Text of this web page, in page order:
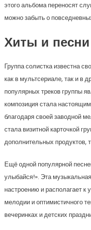
этого альбома переносят
можно забыть о
Хиты и песни
Группа солистка известна
как в мультсериале, так и в
популярных треков группы
композиция стала
благодаря своей заводной
стала визитной карточкой
дополнительных продуктов,
Ещё одной популярной
улыбайся!». Эта
настроению и располагает к
мелодии и оптимистичного
вечеринках и детских